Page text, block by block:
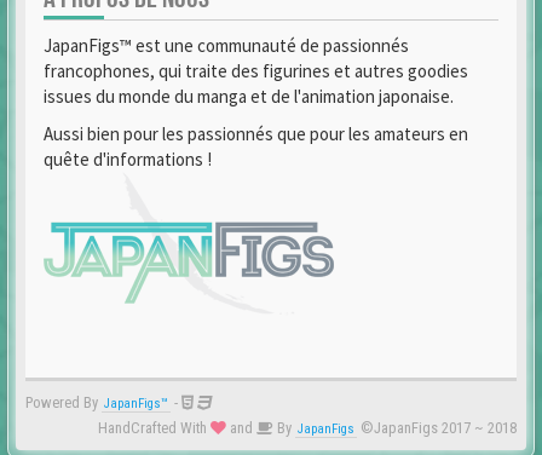
JapanFigs™ est une communauté de passionnés
francophones, qui traite des figurines et autres goodies
issues du monde du manga et de l'animation japonaise.
Aussi bien pour les passionnés que pour les amateurs en
quête d'informations !
Powered By JapanFigs™ -
HandCrafted With
and By JapanFigs ©JapanFigs 2017 ~ 2018